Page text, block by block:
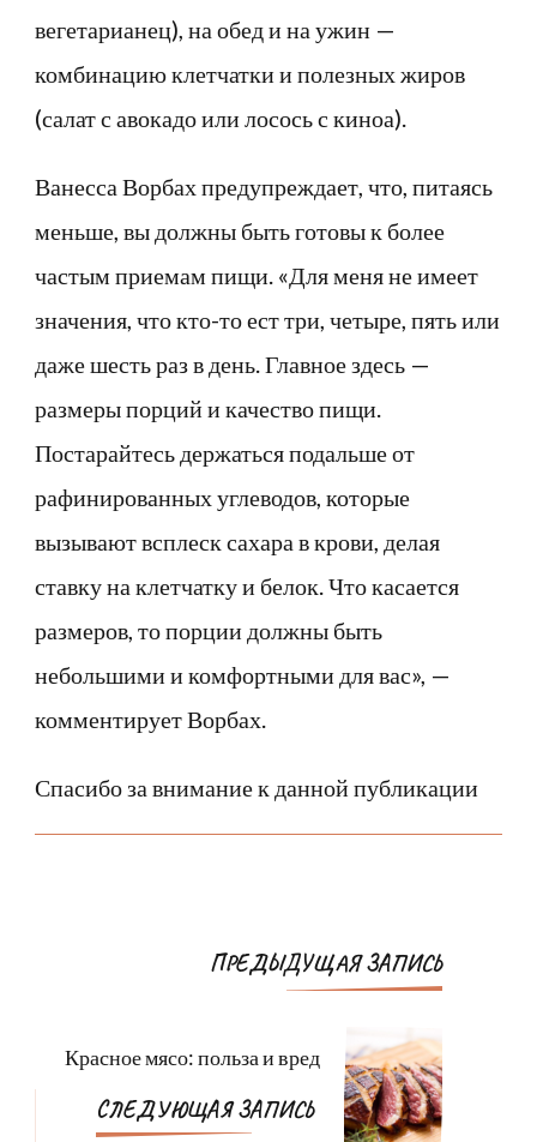
вегетарианец), на обед и на ужин —
комбинацию клетчатки и полезных жиров
(салат с авокадо или лосось с киноа).
Ванесса Ворбах предупреждает, что, питаясь
меньше, вы должны быть готовы к более
частым приемам пищи. «Для меня не имеет
значения, что кто-то ест три, четыре, пять или
даже шесть раз в день. Главное здесь —
размеры порций и качество пищи.
Постарайтесь держаться подальше от
рафинированных углеводов, которые
вызывают всплеск сахара в крови, делая
ставку на клетчатку и белок. Что касается
размеров, то порции должны быть
небольшими и комфортными для вас», —
комментирует Ворбах.
Спасибо за внимание к данной публикации
Навигация
ПРЕДЫДУЩАЯ ЗАПИСЬ
Красное мясо: польза и вред
СЛЕДУЮЩАЯ ЗАПИСЬ